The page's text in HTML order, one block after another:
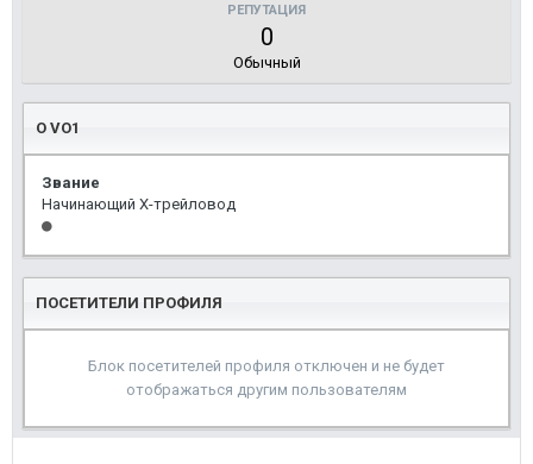
РЕПУТАЦИЯ
0
Обычный
О VO1
Звание
Начинающий Х-трейловод
ПОСЕТИТЕЛИ ПРОФИЛЯ
Блок посетителей профиля отключен и не будет
отображаться другим пользователям